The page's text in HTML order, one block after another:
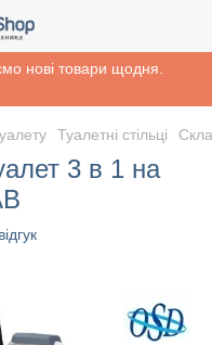
нові товари щодня.
Туалетні стільці
3 в 1 на